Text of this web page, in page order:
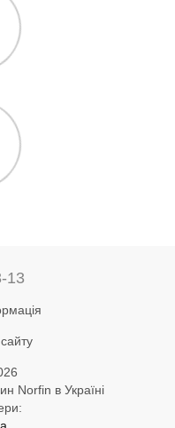
13
Norfin в Україні